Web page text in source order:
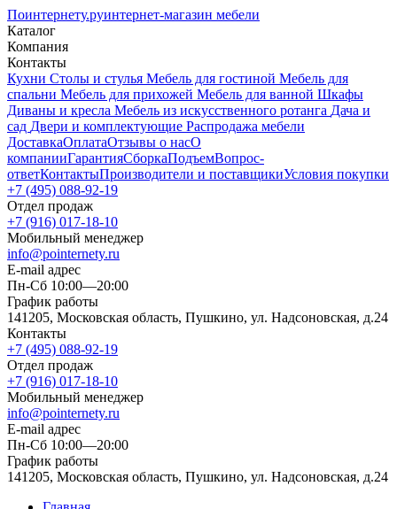
Поинтернету.руинтернет-магазин мебели
Каталог
Компания
Контакты
Кухни Столы и стулья Мебель для гостиной Мебель для
спальни Мебель для прихожей Мебель для ванной Шкафы
Диваны и кресла Мебель из искусственного ротанга Дача и
сад Двери и комплектующие Распродажа мебели
ДоставкаОплатаОтзывы о насО
компанииГарантияСборкаПодъемВопрос-
ответКонтактыПроизводители и поставщикиУсловия покупки
+7 (495) 088-92-19
Отдел продаж
+7 (916) 017-18-10
Мобильный менеджер
info@pointernety.ru
E-mail адрес
Пн-Сб 10:00—20:00
График работы
141205, Московская область, Пушкино, ул. Надсоновская, д.24
Контакты
+7 (495) 088-92-19
Отдел продаж
+7 (916) 017-18-10
Мобильный менеджер
info@pointernety.ru
E-mail адрес
Пн-Сб 10:00—20:00
График работы
141205, Московская область, Пушкино, ул. Надсоновская, д.24